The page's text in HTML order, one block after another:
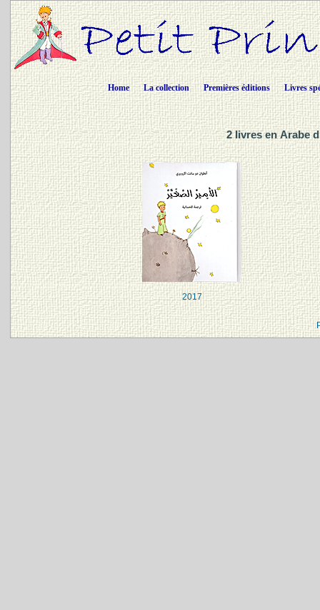
Home La collection Premières éditions Livres
2 livres en Arabe
2017